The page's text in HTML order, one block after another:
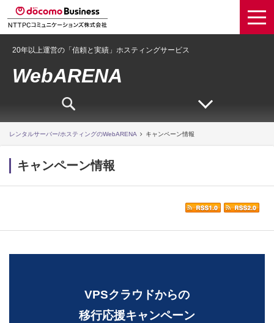
20年以上運営の「信頼と実績」ホスティングサービス
WebARENA
レンタルサーバー/ホスティングのWebARENA キャンペーン情報
キャンペーン情報
VPSクラウドからの
移行応援キャンペーン